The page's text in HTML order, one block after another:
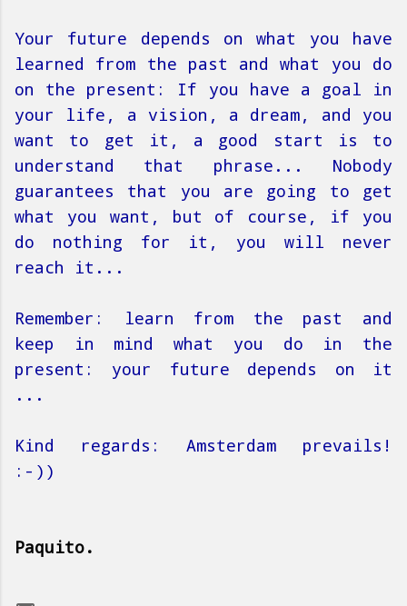
Your future depends on what you have
learned from the past and what you do
on the present: If you have a goal in
your life, a vision, a dream, and you
want to get it, a good start is to
understand that phrase... Nobody
guarantees that you are going to get
what you want, but of course, if you
do nothing for it, you will never
reach it...
Remember: learn from the past and
keep in mind what you do in the
present: your future depends on it
...
Kind regards: Amsterdam prevails!
:-))
Paquito.